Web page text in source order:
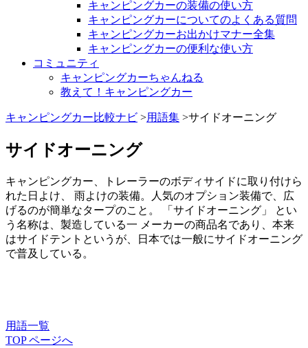
キャンピングカーの装備の使い方
キャンピングカーについてのよくある質問
キャンピングカーお出かけマナー全集
キャンピングカーの便利な使い方
コミュニティ
キャンピングカーちゃんねる
教えて！キャンピングカー
キャンピングカー比較ナビ >用語集 >サイドオーニング
サイドオーニング
キャンピングカー、トレーラーのボディサイドに取り付けら
れた日よけ、 雨よけの装備。人気のオプション装備で、広
げるのが簡単なタープのこと。 「サイドオーニング」 とい
う名称は、製造している一 メーカーの商品名であり、本来
はサイドテントというが、日本では一般にサイドオーニング
で普及している。
用語一覧
TOP ページへ